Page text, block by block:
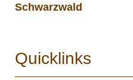
Schwarzwald
Quicklinks